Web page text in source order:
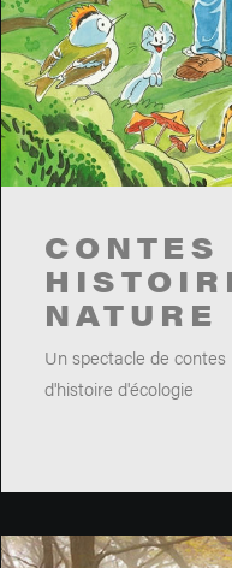
CONTES
NATURE
Un spectacle de
d'histoire d'écologie